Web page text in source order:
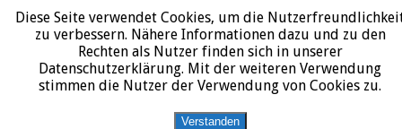
START DATENSCHUTZERKLÄRUNG IMPRESSUM ÜBER JURALIT
JURALIT
Rezensionen juristischer Literatur
Diese Seite verwendet Cookies, um die
zu verbessern. Nähere Informationen dazu und zu den
Rechten als Nutzer finden sich in unserer
Datenschutzerklärung. Mit der weiteren Verwendung
stimmen die Nutzer der Verwendung von Cookies zu.
Verstanden